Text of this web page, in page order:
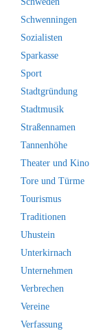
Schwenningen
Sozialisten
Sparkasse
Sport
Stadtgründung
Stadtmusik
Straßennamen
Tannenhöhe
Theater und Kino
Tore und Türme
Tourismus
Traditionen
Uhustein
Unterkirnach
Unternehmen
Verbrechen
Vereine
Verfassung